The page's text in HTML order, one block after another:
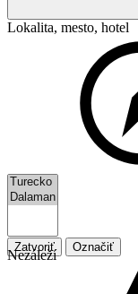
Lokalita, mesto, hotel
Zatvoriť Označiť
Nezáleží